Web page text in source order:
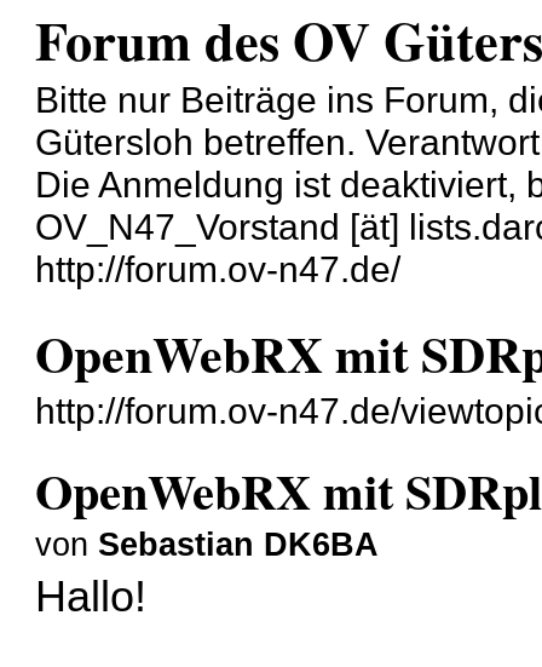
Forum des OV
Bitte nur Beiträge ins Forum,
Gütersloh betreffen.
Die Anmeldung ist deaktiviert,
OV_N47_Vorstand [ät]
http://forum.ov-n47.de/
OpenWebRX mit
http://forum.ov-n47.de/
OpenWebRX mit
von Sebastian DK6BA
Hallo!